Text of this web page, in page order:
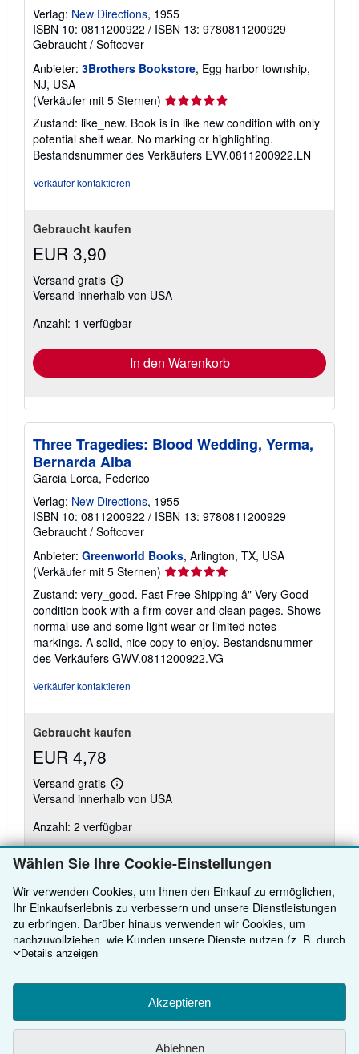
Wählen Sie Ihre Cookie-Einstellungen
Wir verwenden Cookies, um Ihnen den Einkauf zu ermöglichen,
Ihr Einkaufserlebnis zu verbessern und unsere Dienstleistungen
zu erbringen. Darüber hinaus verwenden wir Cookies, um
nachzuvollziehen, wie Kunden unsere Dienste nutzen (z. B. durch
die Erfassung von Website-Besuchen), sodass wir Optimierungen
Cookies von Drittanbietern ein, um in Anzeigen relevante Inhalte
darzustellen und die Effizienz von Anzeigen zu ermitteln. Wählen
Sie „Ablehnen" aus, um abzulehnen, oder „Personalisieren", um
mehr zu erfahren. Sie können Ihre Auswahl jederzeit ändern,
Details anzeigen
Akzeptieren
Ablehnen
Verlag: New Directions, 1955
ISBN 10: 0811200922 / ISBN 13: 9780811200929
Gebraucht / Softcover
Anbieter: 3Brothers Bookstore, Egg harbor township,
NJ, USA
(Verkäufer mit 5 Sternen) Verkäuferbewertung
von
5
Sternen
Zustand: like_new. Book is in like new condition with only
potential shelf wear. No marking or highlighting.
Bestandsnummer des Verkäufers EVV.0811200922.LN
Verkäufer kontaktieren
Gebraucht kaufen
EUR 3,90
Versand gratis
Weitere
Informationen
Versandkosten
Versand innerhalb von USA
Anzahl: 1 verfügbar
In den Warenkorb
Three Tragedies: Blood Wedding, Yerma,
Bernarda Alba
Garcia Lorca, Federico
Verlag: New Directions, 1955
ISBN 10: 0811200922 / ISBN 13: 9780811200929
Gebraucht / Softcover
Anbieter: Greenworld Books, Arlington, TX, USA
(Verkäufer mit 5 Sternen) Verkäuferbewertung
5
von
5
Sternen
Zustand: very_good. Fast Free Shipping â" Very Good
condition book with a firm cover and clean pages. Shows
normal use and some light wear or limited notes
markings. A solid, nice copy to enjoy. Bestandsnummer
des Verkäufers GWV.0811200922.VG
Verkäufer kontaktieren
Gebraucht kaufen
EUR 4,78
Versand gratis
Weitere
Informationen
Versandkosten
Versand innerhalb von USA
Anzahl: 2 verfügbar
In den Warenkorb
Es gibt65weitere Exemplare dieses Buches
ZURÜCK NACH OBEN